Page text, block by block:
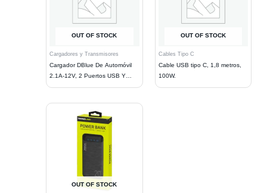
OUT OF STOCK
Cargadores y Transmisores
Cargador DBlue De Automóvil
2.1A-12V, 2 Puertos USB Y
Cable
OUT OF STOCK
Cables Tipo C
Cable USB tipo C, 1,8 metros,
100W.
OUT OF STOCK